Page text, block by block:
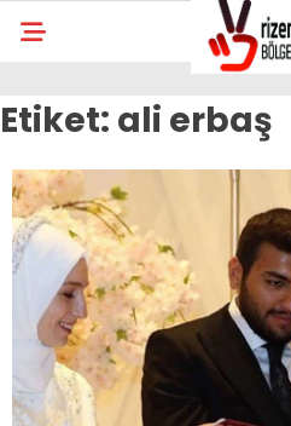
Etiket: ali erbaş